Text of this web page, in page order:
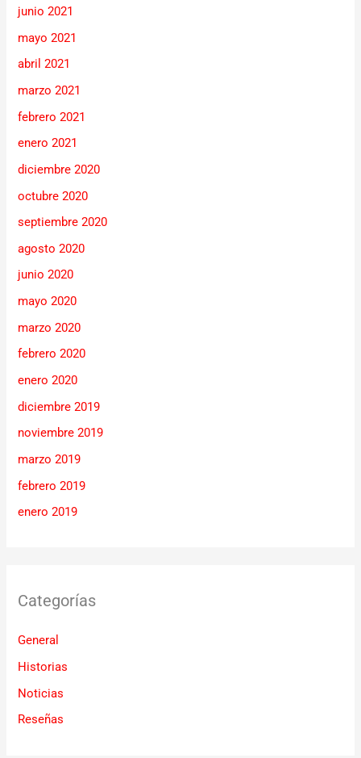
junio 2021
mayo 2021
abril 2021
marzo 2021
febrero 2021
enero 2021
diciembre 2020
octubre 2020
septiembre 2020
agosto 2020
junio 2020
mayo 2020
marzo 2020
febrero 2020
enero 2020
diciembre 2019
noviembre 2019
marzo 2019
febrero 2019
enero 2019
Categorías
General
Historias
Noticias
Reseñas